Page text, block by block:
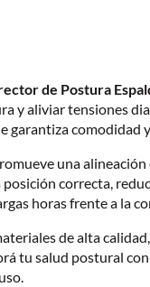
de Postura
y aliviar tensiones
garantiza comodidad
una
correcta,
horas frente a la
de alta
tu salud postural